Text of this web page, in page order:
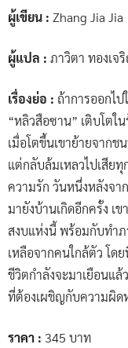
ผู้เขียน : Zhang Jia Jia
ผู้แปล : ภาวิตา ทองเจ
เรื่องย่อ : ถ้าการออกไ
“หลิวสือซาน” เติบโตใ
เมื่อโตขึ้นเขาย้ายจากช
แต่กลับล้มเหลวไปเสียทุ
ความรัก วันหนึ่งหลังจา
มายังบ้านเกิดอีกครั้ง เ
สงบแห่งนี้ พร้อมกับทำภ
เหลือจากคนใกล้ตัว โด
ชีวิตกำลังจะมาเยือนแ
ที่ต้องเผชิญกับความผิด
ราคา : 345 บาท